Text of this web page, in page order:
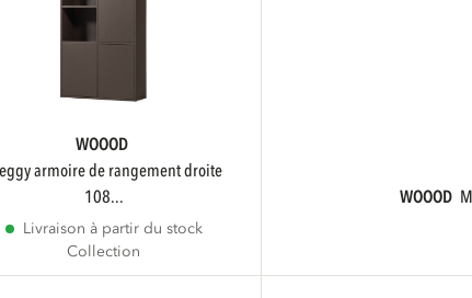
WOOOD
108...
Livraison à partir du stock
Collection
WOOOD